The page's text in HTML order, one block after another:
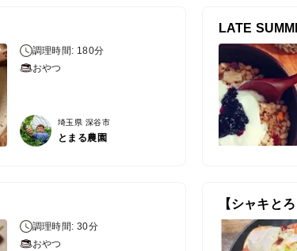
調理時間: 180分
おやつ
埼玉県 深谷市
とまる農園
調理時間: 30分
おやつ